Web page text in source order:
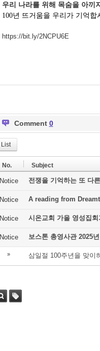
우리 나라를 위해 목숨을 아끼
100년 뜨거움을 우리가 기억
https://bit.ly/2NCPU6E
Comment 0
List
No. Subject
Notice 전쟁을 기억하는 또 다
Notice A reading from
Notice 시온교회 가을 영성집
Notice 보스톤 총영사관 2025
» 삼일절 100주년을 맞이